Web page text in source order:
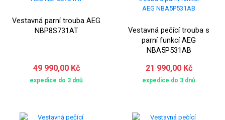
Vestavná parní trouba AEG
NBP8S731AT
49 990,00 Kč
expedice do 3 dnů
Vestavná pečící trouba s
parní funkcí AEG
NBA5P531AB
21 990,00 Kč
expedice do 3 dnů